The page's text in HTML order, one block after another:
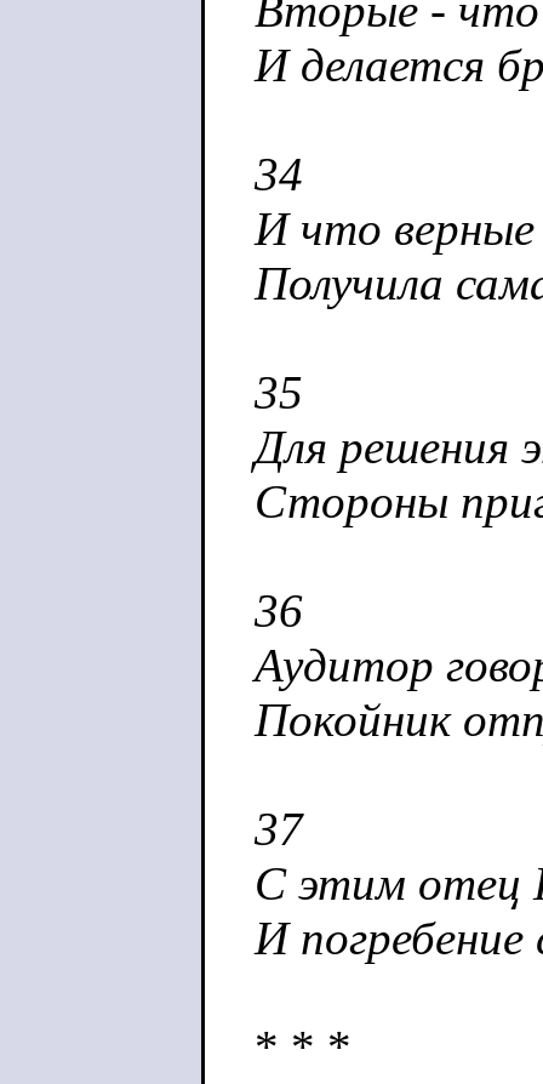
И делается
34
И что
Получила
35
Для решения
Стороны
36
Аудитор
Покойник
37
С этим отец
И
* * *